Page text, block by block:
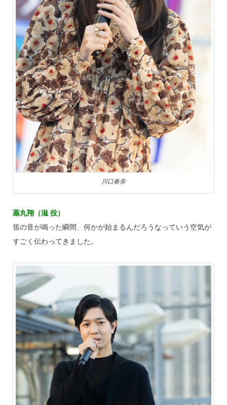
川口春奈
薬丸翔（滋 役）
笛の音が鳴った瞬間、何かが始まるんだろうなっていう空気が
すごく伝わってきました。